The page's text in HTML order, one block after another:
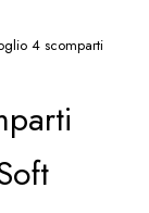
4 scomparti